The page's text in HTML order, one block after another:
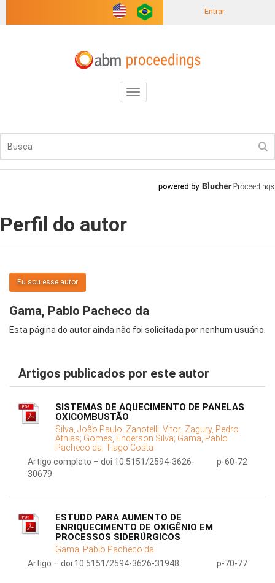
Entrar
Toggle
navigation
Perfil do autor
Eu sou esse autor
Gama, Pablo Pacheco da
Esta página do autor ainda não foi solicitada por nenhum usuário.
Artigos publicados por este autor
SISTEMAS DE AQUECIMENTO DE PANELAS
OXICOMBUSTÃO
Silva, João Paulo; Zanotelli, Vitor; Zagury, Pedro
Athias; Gomes, Enderson Silva; Gama, Pablo
Pacheco da; Tiago Costa
Artigo completo – doi 10.5151/2594-3626-
30679
p-60-72
ESTUDO PARA AUMENTO DE
ENRIQUECIMENTO DE OXIGÊNIO EM
PROCESSOS SIDERÚRGICOS
Gama, Pablo Pacheco da
Artigo – doi 10.5151/2594-3626-31948
p-70-77